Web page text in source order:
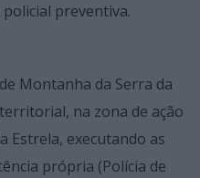
preventiva.
Montanha da Serra da
na zona de ação
Estrela, executando as
própria (Polícia de